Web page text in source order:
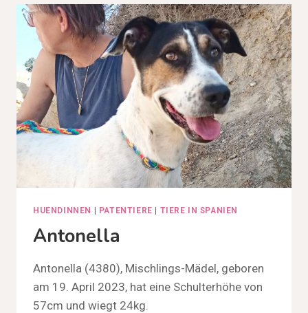
HUENDINNEN PATENTIERE TIERE IN SPANIEN
Antonella
Antonella (4380), Mischlings-Mädel, geboren
am 19. April 2023, hat eine Schulterhöhe von
57cm und wiegt 24kg.